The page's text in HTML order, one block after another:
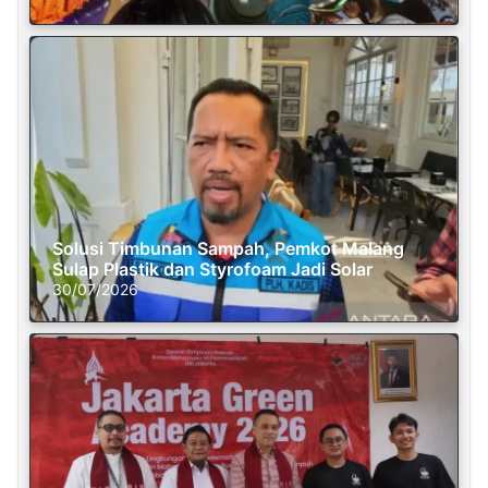
Solusi Timbunan Sampah, Pemkot Malang
Sulap Plastik dan Styrofoam Jadi Solar
30/07/2026